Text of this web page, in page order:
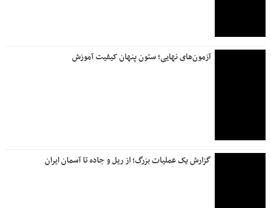
آزمون‌های نهایی؛ ستون پنهان کیفیت آموزش
گزارش یک عملیات بزرگ؛ از ریل و جاده تا آسمان ایران